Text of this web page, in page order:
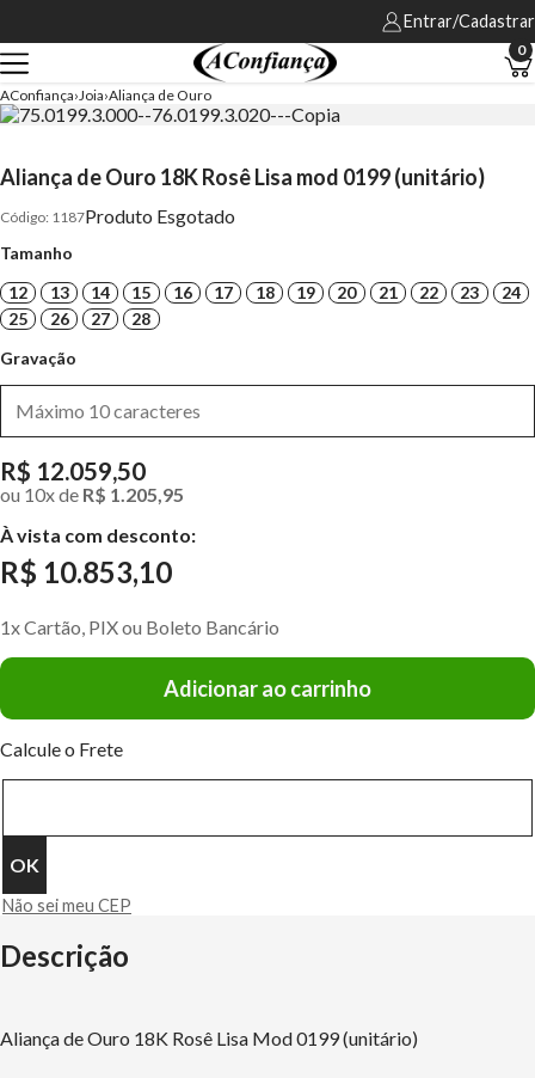
Entrar/Cadastrar
0
AConfiança Joia Aliança de Ouro
Aliança de Ouro 18K Rosê Lisa mod 0199 (unitário)
1187Produto Esgotado
Tamanho
12
13 14 15 16 17 18 19 20 21 22 23
24
25
26 27
28
Gravação
R$ 12.059,50
ou 10xde R$ 1.205,95
À vista com desconto:
R$ 10.853,10
1x Cartão, PIX ou Boleto Bancário
Adicionar ao carrinho
Calcule o Frete
Não sei meu CEP
Descrição
Aliança de Ouro 18K Rosê Lisa Mod 0199 (unitário)